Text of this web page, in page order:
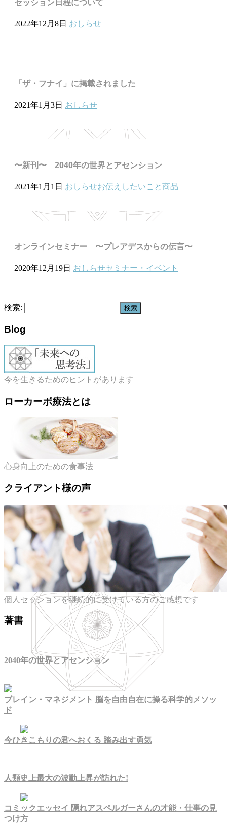
セッション日程について
2022年12月8日 おしらせ
「ザ・フナイ」に掲載されました
2021年1月3日 おしらせ
〜新刊〜 2040年の世界とアセンション
2021年1月1日 おしらせお伝えしたいこと商品
オンラインセミナー 〜プレアデスからの伝言〜
2020年12月19日 おしらせセミナー・イベント
検索:
Blog
今を生きるためのヒントがあります
ローカーボ療法とは
心身向上のための食事法
クライアント様の声
個人セッションを継続的に受けている方のご感想です
著書
2040年の世界とアセンション
ブレイン・マネジメント 脳を自由自在に操る科学的メソッ
ド
今ひきこもりの君へおくる 踏み出す勇気
人類史上最大の波動上昇が訪れた!
コミックエッセイ 隠れアスペルガーさんの才能・仕事の見
つけ方